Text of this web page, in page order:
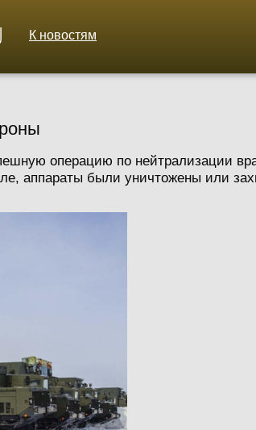
К новостям
операцию по нейтрализации
аппараты были уничтожены или